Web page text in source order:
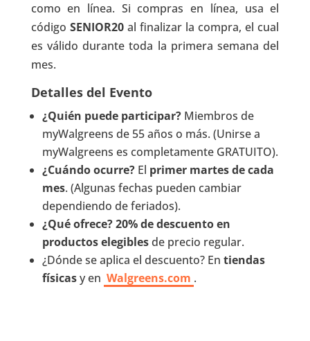
como en línea. Si compras en línea, usa el
código SENIOR20al finalizar la compra, el cual
es válido durante toda la primera semana del
mes.
Detalles del Evento
¿Quién puede participar? Miembros de
myWalgreens de 55 años o más. (Unirse a
myWalgreens es completamente GRATUITO).
¿Cuándo ocurre? El primer martes de cada
mes. (Algunas fechas pueden cambiar
dependiendo de feriados).
¿Qué ofrece? 20% de descuento en
productos elegiblesde precio regular.
¿Dónde se aplica el descuento? En tiendas
físicasy en Walgreens.com .